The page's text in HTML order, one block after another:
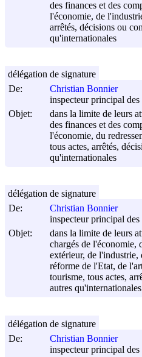
des finances et des
l'économie, de
arrêtés, décisions ou
qu'internationales
De:
Christian Bonnier
inspecteur principal
Objet:
dans la limite de leurs
des finances et des
l'économie, du
tous actes, arrêtés,
qu'internationales
délégation de signature
De:
Christian Bonnier
inspecteur principal
Objet:
dans la limite de leurs
chargés de l'économie,
extérieur, de
réforme de l'Etat, de
tourisme, tous actes,
autres qu'internationales
délégation de signature
De:
Christian Bonnier
inspecteur principal
délégation de signature